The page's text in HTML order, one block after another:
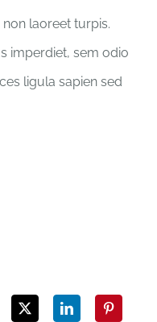
laoreet turpis.
imperdiet, sem odio
ligula sapien sed